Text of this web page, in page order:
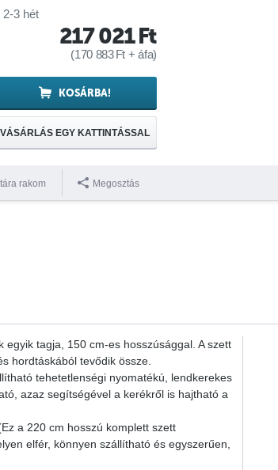
2-3 hét
217 021Ft
(170 883Ft + áfa)
KOSÁRBA!
VÁSÁRLÁS EGY KATTINTÁSSAL
rakom Megosztás
tagja, 150 cm-es hosszúsággal. A szett
hordtáskából tevődik össze.
tehetetlenségi nyomatékú, lendkerekes
azaz segítségével a kerékről is hajtható a
a 220 cm hosszú komplett szett
elfér, könnyen szállítható és egyszerűen,